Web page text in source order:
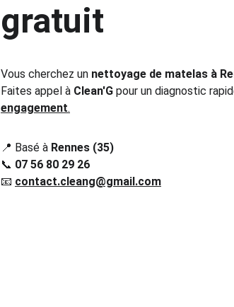
gratuit
Vous cherchez un nettoyage de matelas à
Faites appel à Clean'G pour un diagnostic
engagement.
📍 Basé à Rennes (35)
📞 07 56 80 29 26
📧 contact.cleang@gmail.com